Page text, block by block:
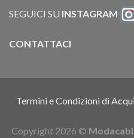
SEGUICI SU INSTAGRAM
CONTATTACI
Termini e Condizioni di
Copyright 2026 ©